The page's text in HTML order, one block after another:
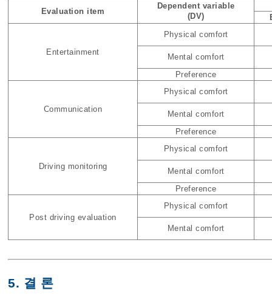
Evaluation item
Dependent variable
(DV)
Entertainment
Physical comfort
Mental comfort
Preference
Communication
Physical comfort
Mental comfort
Preference
Driving monitoring
Physical comfort
Mental comfort
Preference
Post driving evaluation
Physical comfort
Mental comfort
5. 결 론